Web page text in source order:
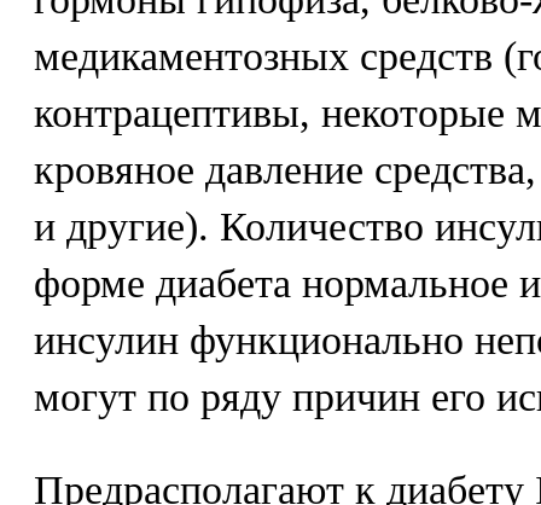
медикаментозных средств
контрацептивы,
кровяное давление
и другие). Количество
форме диабета нормальное
инсулин функционально
могут по ряду причин его
Предрасполагают к